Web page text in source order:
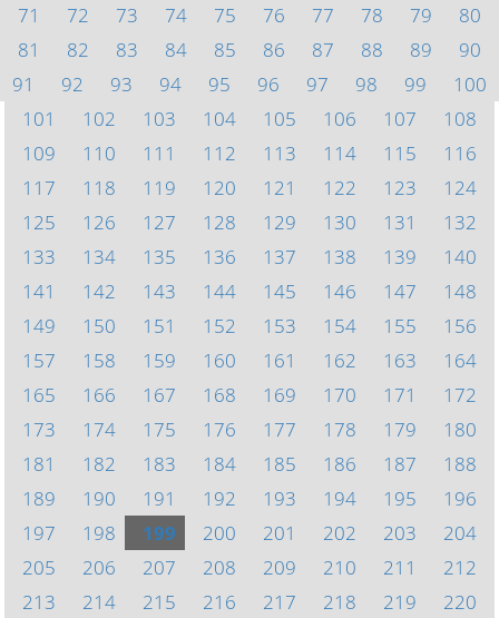
71
72 73 74 75 76 77 78 79
80
81
82 83 84 85 86 87 88 89
90
91
92 93 94 95 96 97 98 99
100
101
102 103 104 105 106 107
108
109
110 111 112 113 114 115
116
117
118 119 120 121 122 123
124
125
126 127 128 129 130 131
132
133
134 135 136 137 138 139
140
141
142 143 144 145 146 147
148
149
150 151 152 153 154 155
156
157
158 159 160 161 162 163
164
165
166 167 168 169 170 171
172
173
174 175 176 177 178 179
180
181
182 183 184 185 186 187
188
189
190 191 192 193 194 195
196
197
198 199 200 201 202 203
204
205
206 207 208 209 210 211
212
213
214 215 216 217 218 219
220